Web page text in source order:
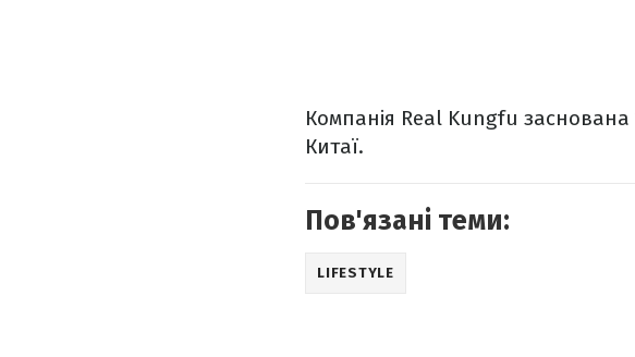
Компанія Real Kungfu заснована
Китаї.
Пов'язані теми:
LIFESTYLE